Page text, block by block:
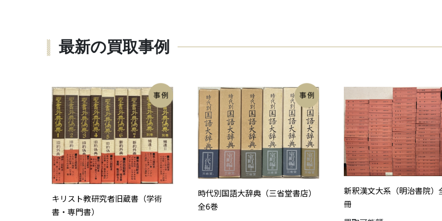
最新の買取事例
キリスト教研究者旧蔵書（学術
書・専門書）
時代別国語大辞典（三省堂書店）
全6巻
新釈漢文大系（明治書院）
冊